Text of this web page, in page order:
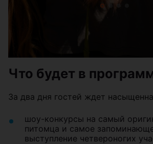
Что будет в
За два дня гостей ждет
шоу-конкурсы на самый
питомца и самое
выступление четвероногих